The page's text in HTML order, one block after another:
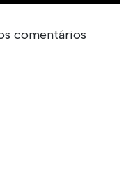
comentários